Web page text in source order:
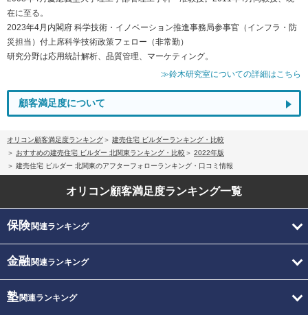
在に至る。
2023年4月内閣府 科学技術・イノベーション推進事務局参事官（インフラ・防
災担当）付上席科学技術政策フェロー（非常勤）
研究分野は応用統計解析、品質管理、マーケティング。
≫鈴木研究室についての詳細はこちら
顧客満足度について
オリコン顧客満足度ランキング
建売住宅 ビルダーランキング・比較
おすすめの建売住宅 ビルダー 北関東ランキング・比較
2022年版
建売住宅 ビルダー 北関東のアフターフォローランキング・口コミ情報
オリコン顧客満足度ランキング一覧
保険関連ランキング
金融関連ランキング
塾関連ランキング